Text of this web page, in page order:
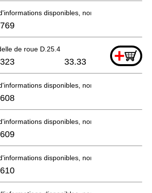
disponibles, non commandable
de roue D.25.4 +
33.33
disponibles, non commandable
disponibles, non commandable
disponibles, non commandable